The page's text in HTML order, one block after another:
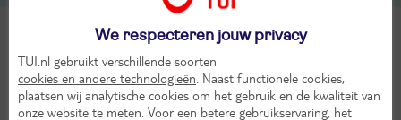
TUI classificatie Hotel
Spanje Canarische Eilanden Gran Canaria
Meloneras
Do 27 aug 2026
We respecteren jouw privacy
TUI.nl gebruikt verschillende soorten
cookies en andere technologieën . Naast functionele cookies,
plaatsen wij analytische cookies om het gebruik en de kwaliteit van
onze website te meten. Voor een betere gebruikservaring, het